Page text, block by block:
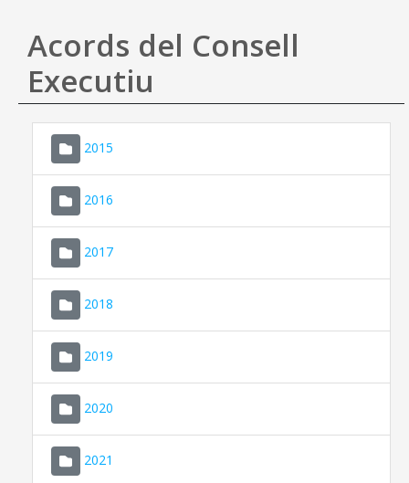
Ajuda
Acords del Consell
Executiu
2015
2016
2017
2018
2019
2020
2021